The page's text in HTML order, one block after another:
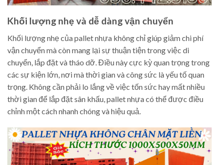
Khối lượng nhẹ và dễ dàng vận chuyển
Khối lượng nhẹ của pallet nhựa không chỉ giúp giảm chi phí
vận chuyển mà còn mang lại sự thuận tiện trong việc di
chuyển, lắp đặt và tháo dỡ. Điều này cực kỳ quan trọng trong
các sự kiện lớn, nơi mà thời gian và công sức là yếu tố quan
trọng. Không cần phải lo lắng về việc tốn sức hay mất nhiều
thời gian để lắp đặt sân khấu, pallet nhựa có thể được điều
chỉnh một cách nhanh chóng và hiệu quả.